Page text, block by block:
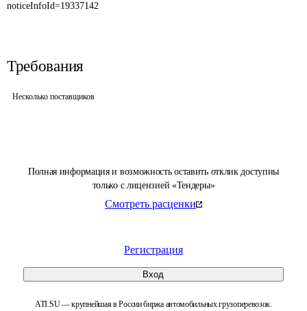
Полная информация и возможность оставить отклик доступны
только с лицензией «Тендеры»
Смотреть расценки
Регистрация
Вход
ATI.SU — крупнейшая в России биржа автомобильных грузоперевозок.
noticeInfoId=19337142
Требования
Несколько поставщиков